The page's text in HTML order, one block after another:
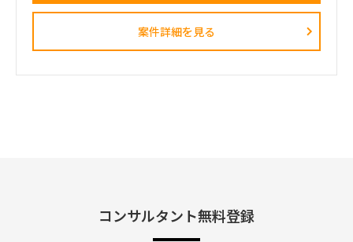
・開始時期：2026年8月1日予定
・契約期間：初回2カ月予定
※初回はトライアル的な位置付け。以降、継続の可能性あり
・稼働率：80～100％
2. 業務システム導入・刷新支援
• Salesforce/Kintone
• ヘルプデスクシステム
• 障害対応管理
案件詳細を見る
コンサルタント無料登録